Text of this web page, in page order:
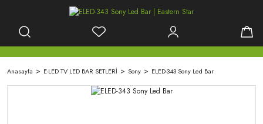
Anasayfa E-LED TV LED BAR SETLERİ Sony ELED-343 Sony Led Bar